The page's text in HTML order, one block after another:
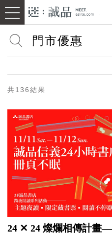
共136結果
24 ✕ 24 燦爛相傳計畫